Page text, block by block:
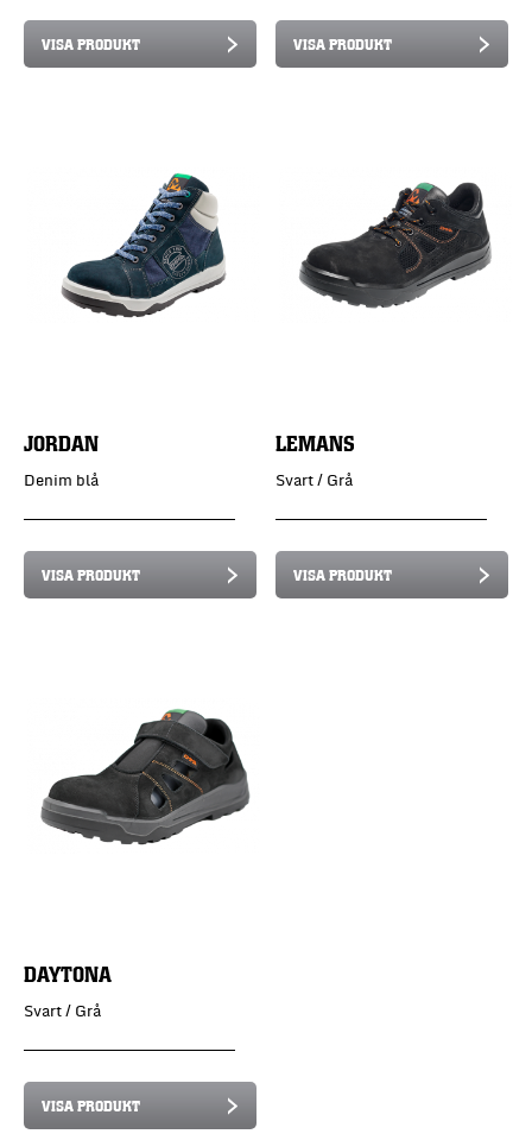
VISA PRODUKT VISA PRODUKT
JORDAN
Denim blå
VISA PRODUKT
LEMANS
Svart / Grå
VISA PRODUKT
DAYTONA
Svart / Grå
VISA PRODUKT